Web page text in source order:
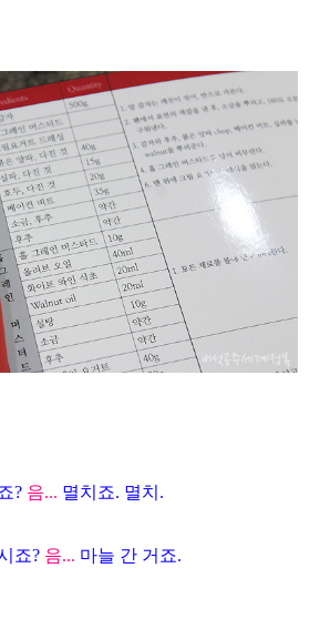
? 음... 멸치죠. 멸치.
죠? 음... 마늘 간 거죠.